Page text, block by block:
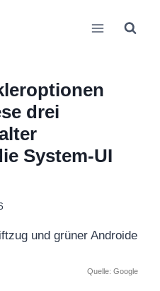
drei
System-UI
Quelle: Google